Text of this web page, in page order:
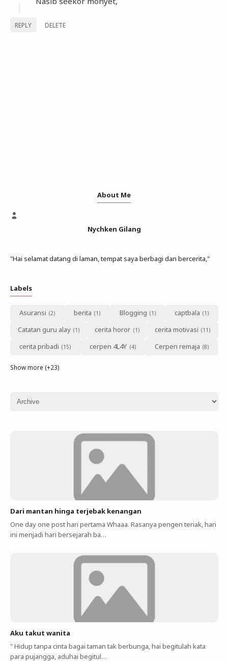
REPLY DELETE
About Me
Nychken Gilang
"Hai selamat datang di laman, tempat saya berbagi dan bercerita,"
Labels
Asuransi berita Blogging
captbala
Catatan guru alay
cerita horor
cerita motivasi
cerita pribadi
cerpen 4L4Y Cerpen remaja
Show more (+23)
Dari mantan hinga terjebak kenangan
One day one post hari pertama Whaaa. Rasanya pengen teriak, hari
ini menjadi hari bersejarah ba…
Aku takut wanita
" Hidup tanpa cinta bagai taman tak berbunga, hai begitulah kata
para pujangga, aduhai begitul…